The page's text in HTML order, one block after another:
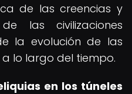
de las creencias y
las civilizaciones
la evolución de las
lo largo del tiempo.
en los túneles